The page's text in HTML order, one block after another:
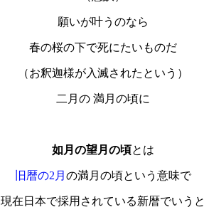
願いが叶うのなら
春の桜の下で死にたいものだ
（お釈迦様が入滅されたという）
二月の 満月の頃に
如月の望月の頃とは
旧暦の2月の満月の頃という意味で
現在日本で採用されている新暦でいうと